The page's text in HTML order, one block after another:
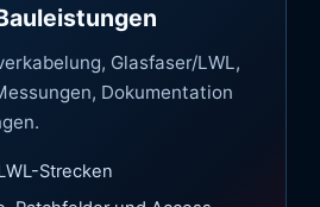
Glasfaser/LWL,
Dokumentation
Strecken